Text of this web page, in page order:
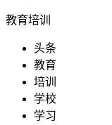
教育培训
头条
教育
培训
学校
学习